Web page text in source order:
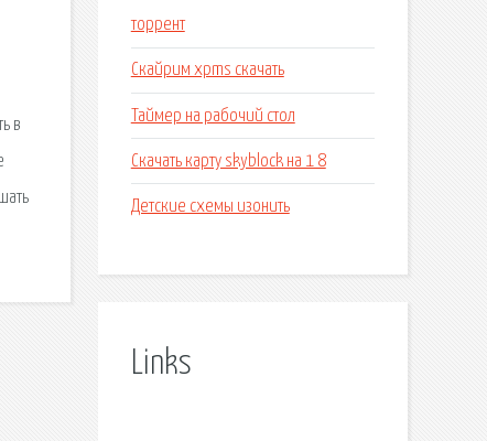
в
торрент
Скайрим xpms скачать
Таймер на рабочий стол
Скачать карту skyblock на 1 8
Детские схемы изонить
Links